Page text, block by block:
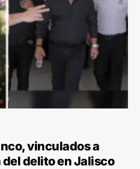
vinculados a
delito en Jalisco